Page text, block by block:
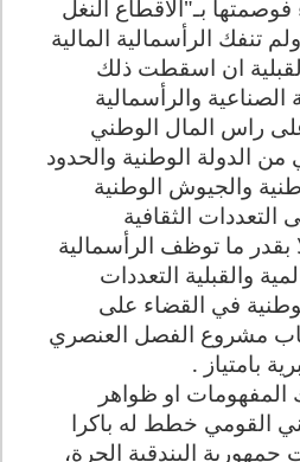
فوصمتها بـ"الاقطاع النغل
تنفك الرأسمالية المالية
ان اسقطت ذلك
الصناعية والرأسمالية
على راس المال الوطني
الدولة الوطنية والحدود
والجيوش الوطنية
التعددات الثقافية
بقدر ما توظف الرأسمالية
والقبلية التعددات
في القضاء على
مشروع الفصل العنصري
بامتياز .
او ظواهر
القومي خطط له باكرا
جمهورية البندقية الحرة،